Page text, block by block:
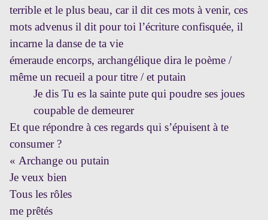
terrible et le plus beau, car il dit ces mots à venir, ces
mots advenus il dit pour toi l’écriture confisquée, il
incarne la danse de ta vie
émeraude encorps, archangélique dira le poème /
même un recueil a pour titre / et putain
Je dis Tu es la sainte pute qui poudre ses joues
coupable de demeurer
Et que répondre à ces regards qui s’épuisent à te
consumer ?
« Archange ou putain
Je veux bien
Tous les rôles
me prêtés